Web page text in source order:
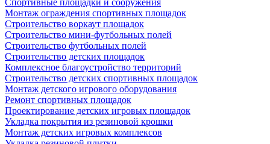
Спортивные площадки и сооружения
Монтаж ограждения спортивных площадок
Строительство воркаут площадок
Строительство мини-футбольных полей
Строительство футбольных полей
Строительство детских площадок
Комплексное благоустройство территорий
Строительство детских спортивных площадок
Монтаж детского игрового оборудования
Ремонт спортивных площадок
Проектирование детских игровых площадок
Укладка покрытия из резиновой крошки
Монтаж детских игровых комплексов